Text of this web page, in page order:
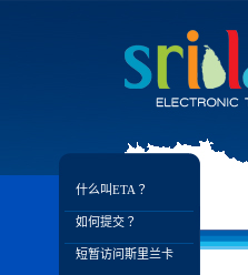
什么叫ETA？
如何提交？
短暂访问斯里兰卡